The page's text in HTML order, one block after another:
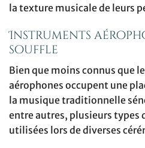
la texture musicale de leurs
Instruments
souffle
Bien que moins connus que
aérophones occupent une
la musique traditionnelle
entre autres, plusieurs types
utilisées lors de diverses